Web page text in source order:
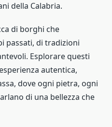
della Calabria.
di borghi che
passati, di tradizioni
Esplorare questi
autentica,
dove ogni pietra, ogni
di una bellezza che